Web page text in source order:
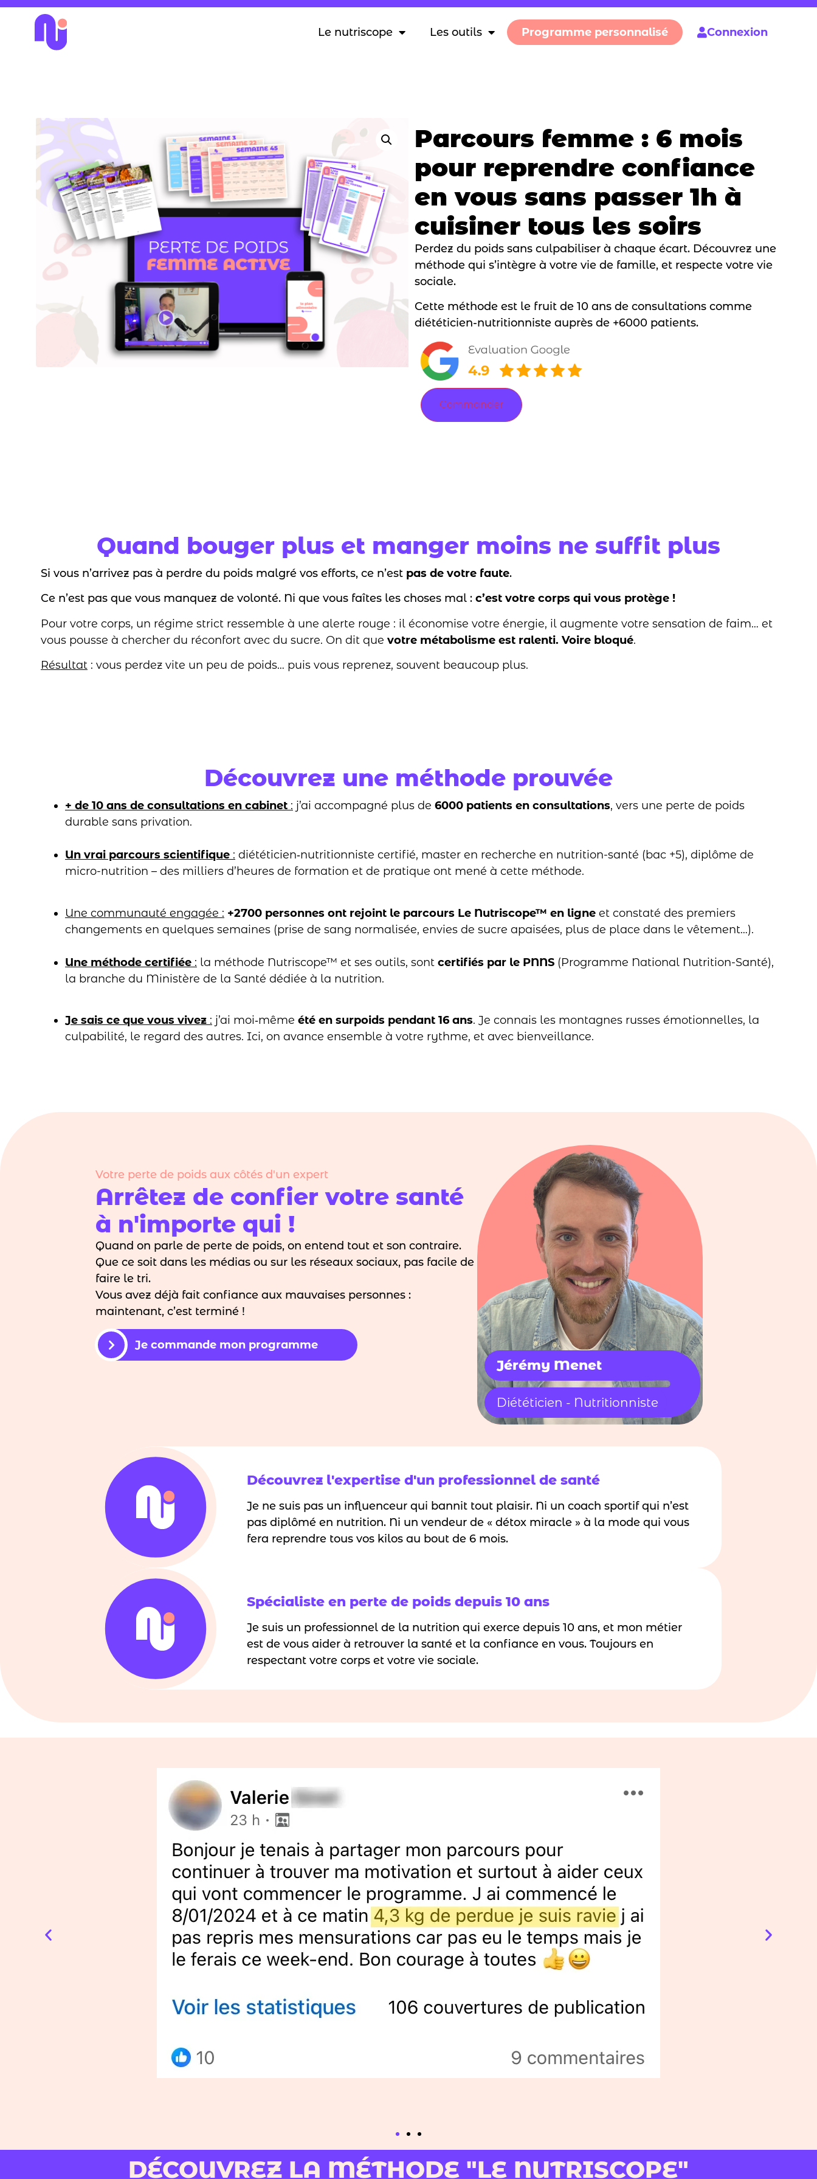
Le nutriscope Les outils Programme personnalisé Connexion
Parcours femme : 6 mois
pour reprendre confiance
en vous sans passer 1h à
cuisiner tous les soirs
Perdez du poids sans culpabiliser à chaque écart. Découvrez une
méthode qui s’intègre à votre vie de famille, et respecte votre vie
sociale.
Cette méthode est le fruit de 10 ans de consultations comme
diététicien-nutritionniste auprès de +6000 patients.
Commander
Quand bouger plus et manger moins ne suffit plus
Si vous n’arrivez pas à perdre du poids malgré vos efforts, ce n’est pas de votre faute.
Ce n’est pas que vous manquez de volonté. Ni que vous faîtes les choses mal : c’est votre corps qui vous protège !
Pour votre corps, un régime strict ressemble à une alerte rouge : il économise votre énergie, il augmente votre sensation de faim… et
vous pousse à chercher du réconfort avec du sucre. On dit que votre métabolisme est ralenti. Voire bloqué.
Résultat : vous perdez vite un peu de poids… puis vous reprenez, souvent beaucoup plus.
Découvrez une méthode prouvée
+ de 10 ans de consultations en cabinet : j’ai accompagné plus de 6000 patients en consultations, vers une perte de poids
durable sans privation.
Un vrai parcours scientifique : diététicien‑nutritionniste certifié, master en recherche en nutrition-santé (bac +5), diplôme de
micro-nutrition – des milliers d’heures de formation et de pratique ont mené à cette méthode.
Une communauté engagée : +2700 personnes ont rejoint le parcours Le Nutriscope™ en ligne et constaté des premiers
changements en quelques semaines (prise de sang normalisée, envies de sucre apaisées, plus de place dans le vêtement…).
Une méthode certifiée : la méthode Nutriscope™ et ses outils, sont certifiés par le PNNS (Programme National Nutrition-Santé),
la branche du Ministère de la Santé dédiée à la nutrition.
Je sais ce que vous vivez : j’ai moi‑même été en surpoids pendant 16 ans. Je connais les montagnes russes émotionnelles, la
culpabilité, le regard des autres. Ici, on avance ensemble à votre rythme, et avec bienveillance.
Votre perte de poids aux côtés d'un expert
Arrêtez de confier votre santé
à n'importe qui !
Quand on parle de perte de poids, on entend tout et son contraire.
Que ce soit dans les médias ou sur les réseaux sociaux, pas facile de
faire le tri.
Vous avez déjà fait confiance aux mauvaises personnes :
maintenant, c’est terminé !
Je commande mon programme
Jérémy Menet
Diététicien - Nutritionniste
Découvrez l'expertise d'un professionnel de santé
Je ne suis pas un influenceur qui bannit tout plaisir. Ni un coach sportif qui n’est
pas diplômé en nutrition. Ni un vendeur de « détox miracle » à la mode qui vous
fera reprendre tous vos kilos au bout de 6 mois.
Spécialiste en perte de poids depuis 10 ans
Je suis un professionnel de la nutrition qui exerce depuis 10 ans, et mon métier
est de vous aider à retrouver la santé et la confiance en vous. Toujours en
respectant votre corps et votre vie sociale.
DÉCOUVREZ LA MÉTHODE "LE NUTRISCOPE"